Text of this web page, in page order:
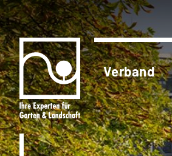
Verband